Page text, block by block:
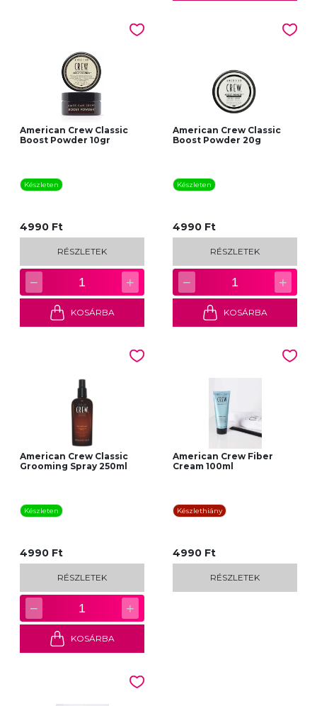
American Crew Classic
Boost Powder 10gr
Készleten
4990 Ft
RÉSZLETEK
− 1 +
KOSÁRBA
American Crew Classic
Boost Powder 20g
Készleten
4990 Ft
RÉSZLETEK
− 1 +
KOSÁRBA
American Crew Classic
Grooming Spray 250ml
Készleten
4990 Ft
RÉSZLETEK
− 1 +
KOSÁRBA
American Crew Fiber
Cream 100ml
Készlethiány
4990 Ft
RÉSZLETEK